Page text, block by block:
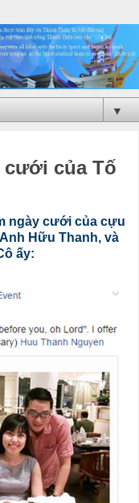
▼
cưới của Tố
ngày cưới của cựu
Hữu Thanh, và
ấy: